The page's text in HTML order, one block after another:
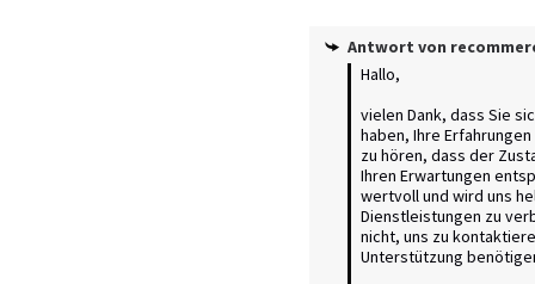
Antwort von
Hallo,
vielen Dank, dass Sie
haben, Ihre
zu hören, dass der
Ihren Erwartungen
wertvoll und wird uns
Dienstleistungen zu
nicht, uns zu
Unterstützung